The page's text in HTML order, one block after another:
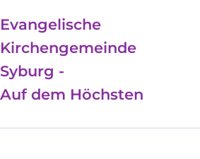
Evangelische
Kirchengemeinde
Syburg -
Auf dem Höchsten